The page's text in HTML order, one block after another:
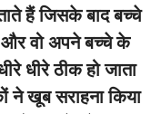
हैं जिसके बाद बच्चे
और वो अपने बच्चे के
धीरे ठीक हो जाता
ने खूब सराहना किया